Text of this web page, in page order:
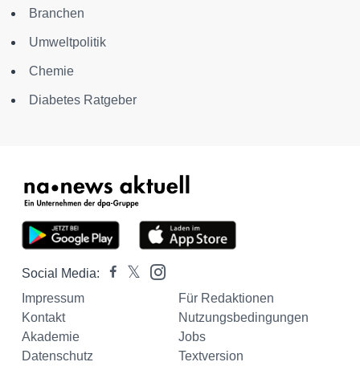
Branchen
Umweltpolitik
Chemie
Diabetes Ratgeber
Social Media:
Impressum
Für Redaktionen
Kontakt
Nutzungsbedingungen
Akademie
Jobs
Datenschutz
Textversion